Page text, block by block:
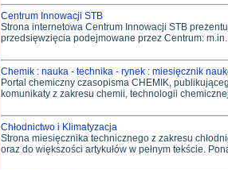
Centrum Innowacji STB
Strona internetowa Centrum Innowacji STB
przedsięwzięcia podejmowane przez Centrum:
Chemik : nauka - technika - rynek : miesięcznik
Portal chemiczny czasopisma CHEMIK,
komunikaty z zakresu chemii, technologii
Chłodnictwo i Klimatyzacja
Strona miesięcznika technicznego z zakresu
oraz do większości artykułów w pełnym tekście.